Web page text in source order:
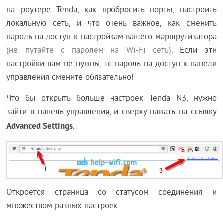
на роутере Tenda, как пробросить порты, настроить
локальную сеть, и что очень важное, как сменить
пароль на доступ к настройкам вашего маршрутизатора
(не путайте с паролем на Wi-Fi сеть). Если эти
настройки вам не нужны, то пароль на доступ к панели
управления смените обязательно!
Что бы открыть больше настроек Tenda N3, нужно
зайти в панель управления, и сверху нажать на ссылку
Advanced Settings.
Откроется страница со статусом соединения и
множеством разных настроек.